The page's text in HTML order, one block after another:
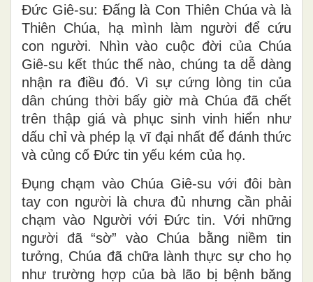
Đức Giê-su: Đấng là Con Thiên Chúa và là
Thiên Chúa, hạ mình làm người để cứu
con người. Nhìn vào cuộc đời của Chúa
Giê-su kết thúc thế nào, chúng ta dễ dàng
nhận ra điều đó. Vì sự cứng lòng tin của
dân chúng thời bấy giờ mà Chúa đã chết
trên thập giá và phục sinh vinh hiển như
dấu chỉ và phép lạ vĩ đại nhất để đánh thức
và củng cố Đức tin yếu kém của họ.
Đụng chạm vào Chúa Giê-su với đôi bàn
tay con người là chưa đủ nhưng cần phải
chạm vào Người với Đức tin. Với những
người đã “sờ” vào Chúa bằng niềm tin
tưởng, Chúa đã chữa lành thực sự cho họ
như trường hợp của bà lão bị bệnh băng